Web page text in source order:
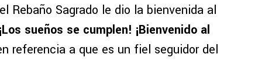
Rebaño Sagrado le dio la bienvenida al
sueños se cumplen! ¡Bienvenido al
referencia a que es un fiel seguidor del